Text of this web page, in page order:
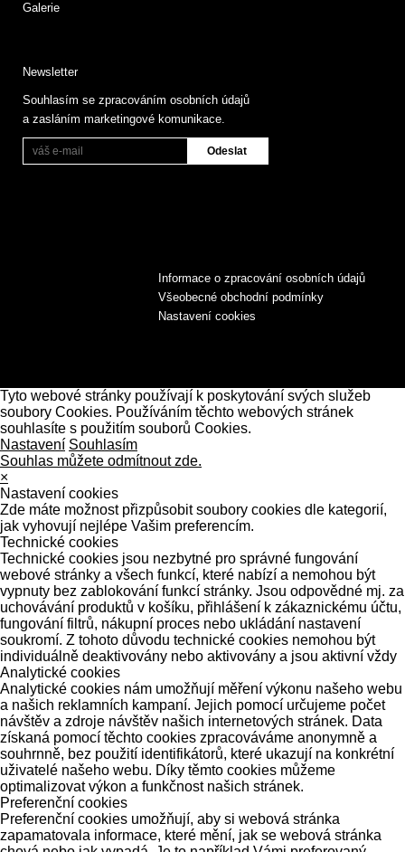
Galerie
Newsletter
Souhlasím se zpracováním osobních údajů
a zasláním marketingové komunikace.
Informace o zpracování osobních údajů
Všeobecné obchodní podmínky
Nastavení cookies
Tyto webové stránky používají k poskytování svých služeb
soubory Cookies. Používáním těchto webových stránek
souhlasíte s použitím souborů Cookies.
Nastavení Souhlasím
Souhlas můžete odmítnout zde.
×
Nastavení cookies
Zde máte možnost přizpůsobit soubory cookies dle kategorií,
jak vyhovují nejlépe Vašim preferencím.
Technické cookies
Technické cookies jsou nezbytné pro správné fungování
webové stránky a všech funkcí, které nabízí a nemohou být
vypnuty bez zablokování funkcí stránky. Jsou odpovědné mj. za
uchovávání produktů v košíku, přihlášení k zákaznickému účtu,
fungování filtrů, nákupní proces nebo ukládání nastavení
soukromí. Z tohoto důvodu technické cookies nemohou být
individuálně deaktivovány nebo aktivovány a jsou aktivní vždy
Analytické cookies
Analytické cookies nám umožňují měření výkonu našeho webu
a našich reklamních kampaní. Jejich pomocí určujeme počet
návštěv a zdroje návštěv našich internetových stránek. Data
získaná pomocí těchto cookies zpracováváme anonymně a
souhrnně, bez použití identifikátorů, které ukazují na konkrétní
uživatelé našeho webu. Díky těmto cookies můžeme
optimalizovat výkon a funkčnost našich stránek.
Preferenční cookies
Preferenční cookies umožňují, aby si webová stránka
zapamatovala informace, které mění, jak se webová stránka